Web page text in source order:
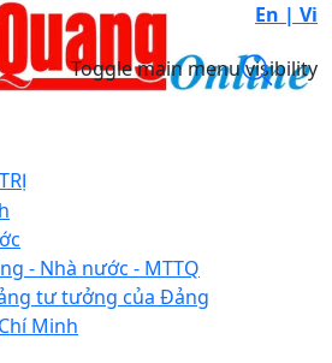
En | Vi
Toggle main menu visibility
- Nhà nước - MTTQ
tư tưởng của Đảng
Minh